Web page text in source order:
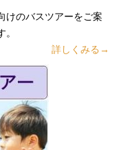
けのバスツアーをご案
詳しくみる→